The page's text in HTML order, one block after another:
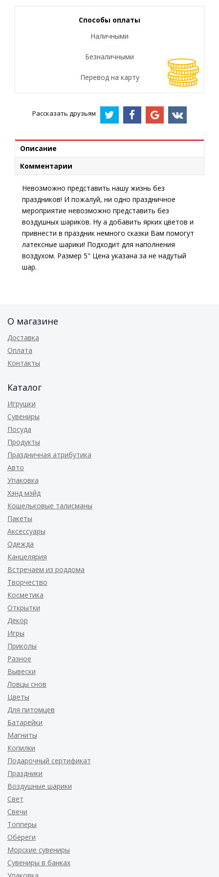
Способы оплаты
Наличными
Безналичными
Перевод на карту
Рассказать друзьям
Описание
Комментарии
Невозможно представить нашу жизнь без
праздников! И пожалуй, ни одно праздничное
мероприятие невозможно представить без
воздушных шариков. Ну а добавить ярких цветов и
привнести в праздник немного сказки Вам помогут
латексные шарики! Подходит для наполнения
воздухом. Размер 5" Цена указана за не надутый
шар.
О магазине
Доставка
Оплата
Контакты
Каталог
Игрушки
Сувениры
Посуда
Продукты
Праздничная атрибутика
Авто
Упаковка
Хэнд мэйд
Кошельковые талисманы
Пакеты
Аксессуары
Одежда
Канцелярия
Встречаем из роддома
Творчество
Косметика
Открытки
Декор
Игры
Приколы
Разное
Вывески
Ловцы снов
Цветы
Для питомцев
Батарейки
Магниты
Копилки
Подарочный сертификат
Праздники
Воздушные шарики
Свет
Свечи
Топперы
Обереги
Морские сувениры
Сувениры в банках